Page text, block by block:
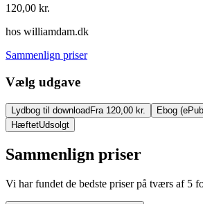
120,00 kr.
hos williamdam.dk
Sammenlign priser
Vælg udgave
Lydbog til downloadFra 120,00 kr. Ebog
HæftetUdsolgt
Sammenlign priser
Vi har fundet de bedste priser på tværs af 5